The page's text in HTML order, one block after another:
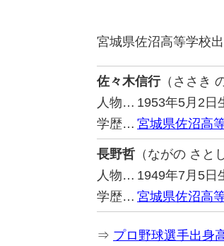
宮城県佐沼高等学校
佐々木信行（ささき
人物… 1953年5月2日
学歴… 宮城県佐沼高
長野哲 （ながの さと
人物… 1949年7月5日
学歴… 宮城県佐沼高
⇒ プロ野球選手出身